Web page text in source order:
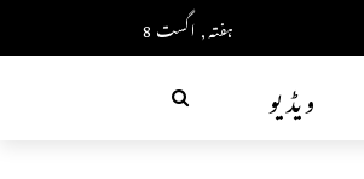
ہفتہ, اگست 8
ویڈیو